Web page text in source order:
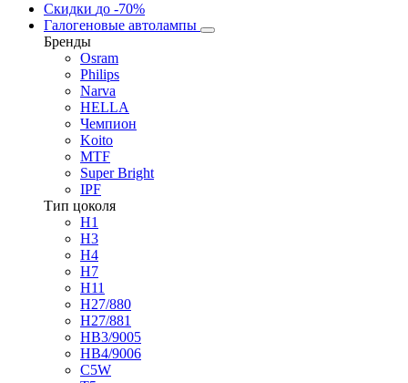
Скидки до -70%
Галогеновые автолампы
Бренды
Osram
Philips
Narva
HELLA
Чемпион
Koito
MTF
Super Bright
IPF
Тип цоколя
H1
H3
H4
H7
H11
H27/880
H27/881
HB3/9005
HB4/9006
C5W